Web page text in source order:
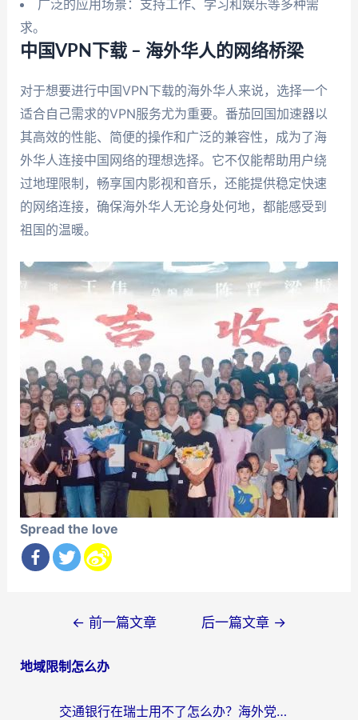
广泛的应用场景：支持工作、学习和娱乐等多种需
求。
中国VPN下载 – 海外华人的网络桥梁
对于想要进行中国VPN下载的海外华人来说，选择一个
适合自己需求的VPN服务尤为重要。番茄回国加速器以
其高效的性能、简便的操作和广泛的兼容性，成为了海
外华人连接中国网络的理想选择。它不仅能帮助用户绕
过地理限制，畅享国内影视和音乐，还能提供稳定快速
的网络连接，确保海外华人无论身处何地，都能感受到
祖国的温暖。
Spread the love
导
← 前一篇文章 后一篇文章 →
地域限制怎么办
交通银行在瑞士用不了怎么办？海外党必备回国加速器指南，追剧游戏全搞定